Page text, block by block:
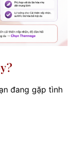
đang gặp tình